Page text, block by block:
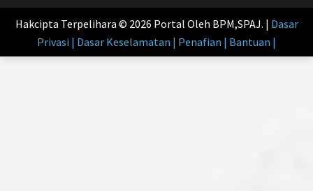
Hakcipta Terpelihara © 2026 Portal Oleh BPM,SPAJ. | Dasar
Privasi | Dasar Keselamatan | Penafian | Bantuan |